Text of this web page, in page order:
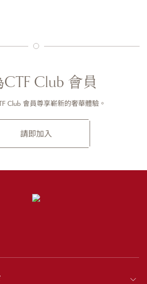
CTF Club 會員
Club 會員尊享嶄新的奢華體驗。
請即加入